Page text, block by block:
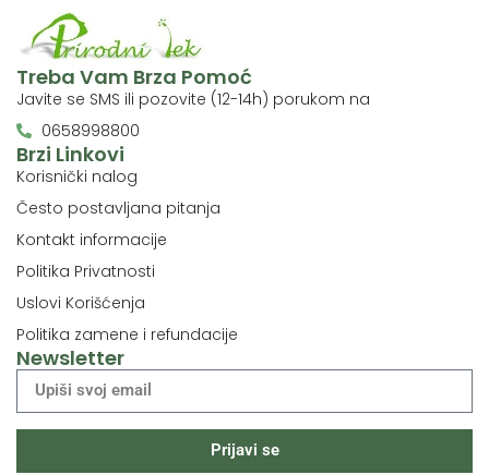
Brzi Linkovi
Korisnički nalog
Često postavljana pitanja
Kontakt informacije
Politika Privatnosti
Uslovi Korišćenja
Politika zamene i refundacije
Treba Vam Brza Pomoć
Javite se SMS ili pozovite (12-14h) porukom na
0658998800
Newsletter
Prijavi se